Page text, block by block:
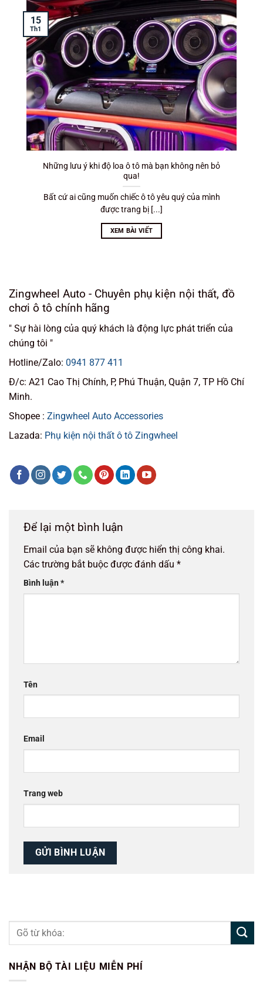
Những lưu ý khi độ loa ô tô mà bạn không nên bỏ
qua!
Bất cứ ai cũng muốn chiếc ô tô yêu quý của mình
được trang bị [...]
XEM BÀI VIẾT
15
Th1
Zingwheel Auto - Chuyên phụ kiện nội thất, đồ
chơi ô tô chính hãng
" Sự hài lòng của quý khách là động lực phát triển của
chúng tôi "
Hotline/Zalo: 0941 877 411
Đ/c: A21 Cao Thị Chính, P, Phú Thuận, Quận 7, TP Hồ Chí
Minh.
Shopee : Zingwheel Auto Accessories
Lazada: Phụ kiện nội thất ô tô Zingwheel
Để lại một bình luận
Email của bạn sẽ không được hiển thị công khai.
Các trường bắt buộc được đánh dấu *
Bình luận*
Tên
Email
Trang web
NHẬN BỘ TÀI LIỆU MIỄN PHÍ